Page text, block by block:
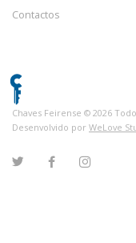
Contactos
Chaves Feirense © 2026
Desenvolvido por WeLove